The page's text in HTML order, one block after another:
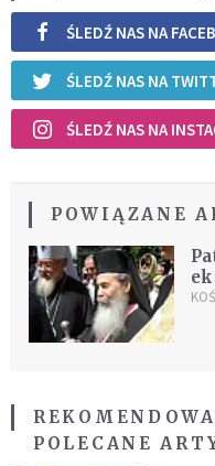
ŚLEDŹ NAS NA
ŚLEDŹ NAS NA
ŚLEDŹ NAS NA
POWIĄZANE
POLECANE